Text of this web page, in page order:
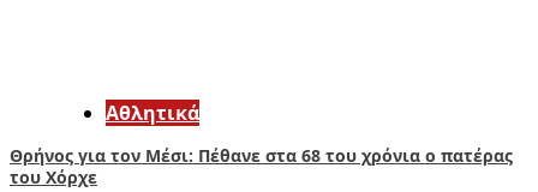
Αθλητικά
Θρήνος για τον Μέσι: Πέθανε στα 68 του χρόνια ο πατέρας
του Χόρχε